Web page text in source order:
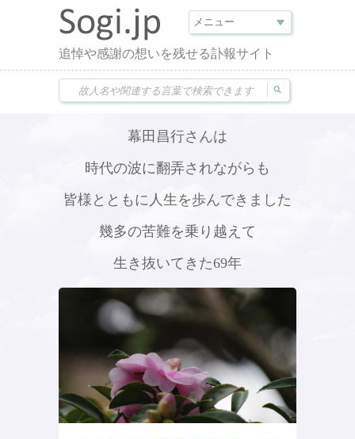
追悼や感謝の想いを残せる訃報サイト
幕田昌行さんは
時代の波に翻弄されながらも
皆様とともに人生を歩んできました
幾多の苦難を乗り越えて
生き抜いてきた69年